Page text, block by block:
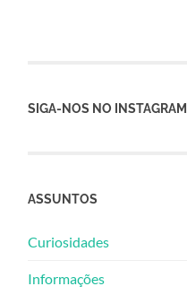
SIGA-NOS NO INSTAGRAM
ASSUNTOS
Curiosidades
Informações